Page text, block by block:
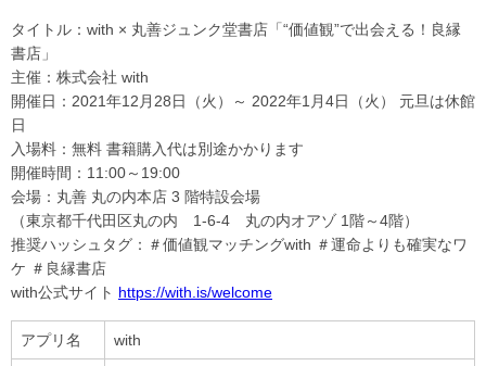
タイトル：with × 丸善ジュンク堂書店「“価値観”で出会える！良縁
書店」
主催：株式会社 with
開催日：2021年12月28日（火）～ 2022年1月4日（火） 元旦は休館
日
入場料：無料 書籍購入代は別途かかります
開催時間：11:00～19:00
会場：丸善 丸の内本店 3 階特設会場
（東京都千代田区丸の内 1-6-4 丸の内オアゾ 1階～4階）
推奨ハッシュタグ：＃価値観マッチングwith ＃運命よりも確実なワ
ケ ＃良縁書店
with公式サイト https://with.is/welcome
アプリ名 with